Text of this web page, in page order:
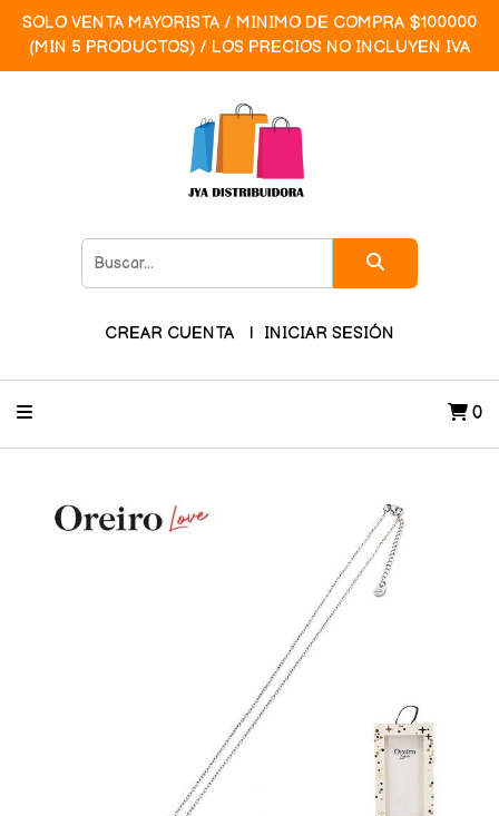
SOLO VENTA MAYORISTA / MINIMO DE COMPRA $100000
(MIN 5 PRODUCTOS) / LOS PRECIOS NO INCLUYEN IVA
CREAR CUENTA INICIAR SESIÓN
0